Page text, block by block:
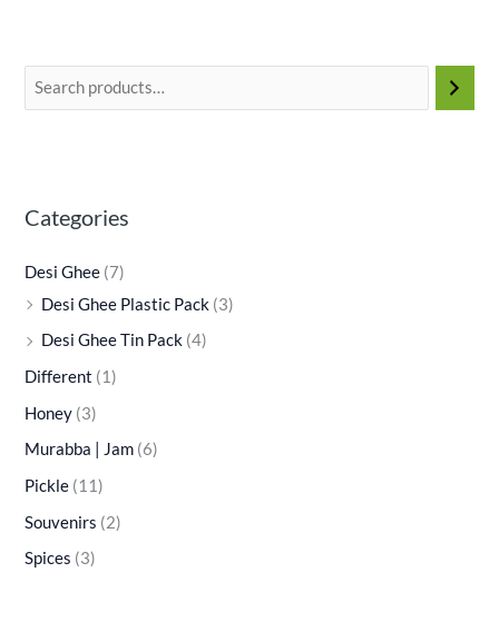
Categories
Desi Ghee (7)
Desi Ghee Plastic Pack (3)
Desi Ghee Tin Pack (4)
Different (1)
Honey (3)
Murabba | Jam (6)
Pickle (11)
Souvenirs (2)
Spices (3)